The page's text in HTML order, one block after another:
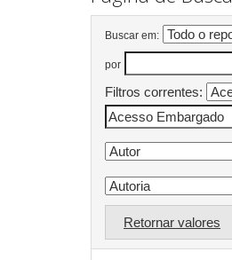
Buscar em:
por
Filtros correntes:
Retornar valores